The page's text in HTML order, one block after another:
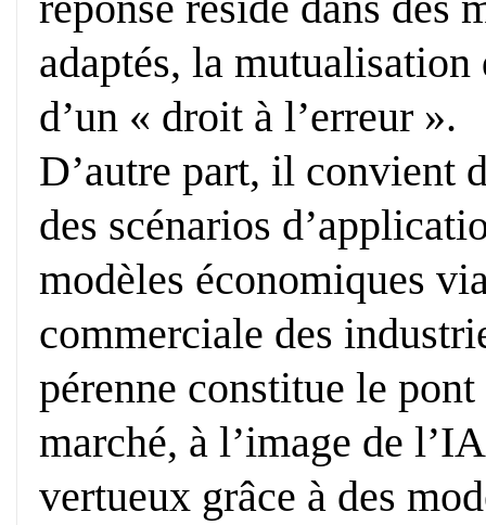
adaptés, la
d’un « droit à l’erreur ».
D’autre part, il convient
des scénarios
modèles économiques
commerciale des
pérenne constitue le
marché, à l’image de
vertueux grâce à des